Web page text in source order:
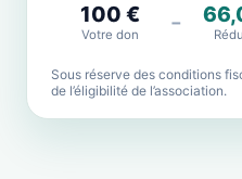
100 €
Votre don
−
Sous réserve des conditions
de l’éligibilité de l’association.